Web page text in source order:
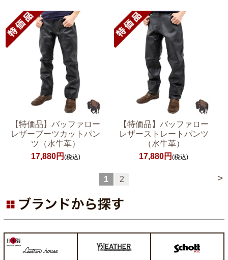
【特価品】バッファロー
レザーブーツカットパン
ツ（水牛革）
17,880円 (税込)
【特価品】バッファロー
レザーストレートパンツ
（水牛革）
17,880円(税込)
>
1 2